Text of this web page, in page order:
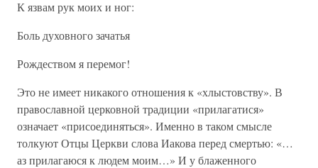
К язвам рук моих и ног:
Боль духовного зачатья
Рождеством я перемог!
Это не имеет никакого отношения к «хлыстовству». В
православной церковной традиции «прилагатися»
означает «присоединяться». Именно в таком смысле
толкуют Отцы Церкви слова Иакова перед смертью: «…
аз прилагаюся к людем моим…» И у блаженного